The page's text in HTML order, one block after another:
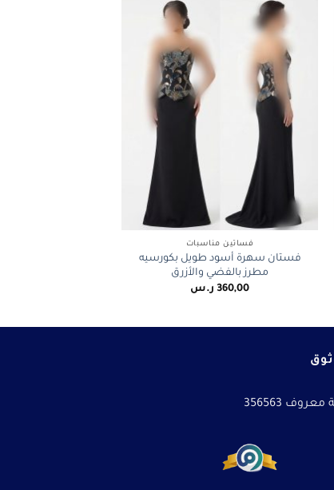
+
فساتين مناسبات
فستان سهرة أسود طويل بكورسيه
مطرز بالفضي والأزرق
360,00 ر.س
356563